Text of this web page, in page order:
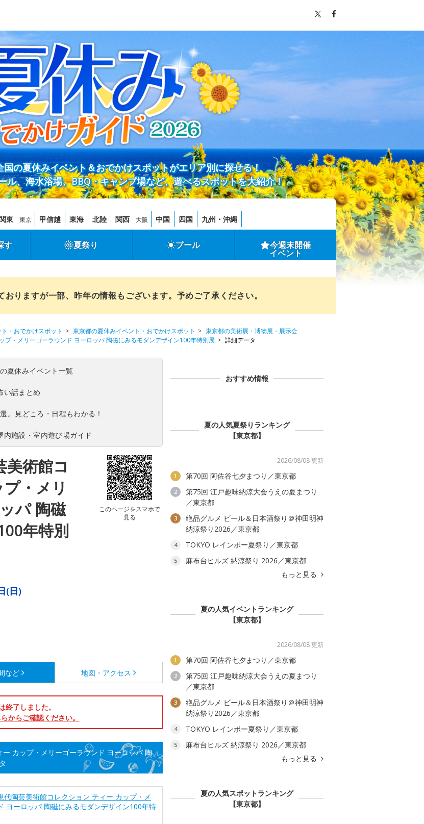
の夏休みイベント＆おでかけスポットがエリア別に探せる！
ル、海水浴場、BBQ・キャンプ場など、遊べるスポットを大紹介！
東 東京 甲信越 東海 北陸 関西 大阪 中国 四国 九州・沖縄
す 夏祭り プール 今週末開催
イベント
りますが一部、昨年の情報もございます。予めご了承ください。
・おでかけスポット 東京都の夏休みイベント・おでかけスポット
東京都の美術展・博物展・展示会
・メリーゴーラウンド ヨーロッパ 陶磁にみるモダンデザイン100年特別展
詳細データ
夏休みイベント一覧
い話まとめ
。見どころ・日程もわかる！
施設・室内遊び場ガイド
術館コ
・メリ
パ 陶磁
年特別
このページをスマホで
見る
(日)
など 地図・アクセス
了しました。
からご確認ください。
カップ・メリーゴーラウンド ヨーロッパ 陶
陶芸美術館コレクション ティー カップ・メ
ヨーロッパ 陶磁にみるモダンデザイン100年特
おすすめ情報
夏の人気夏祭りランキング
【東京都】
2026/08/08 更新
1 第70回 阿佐谷七夕まつり／東京都
2
第75回 江戸趣味納涼大会うえの夏まつり
／東京都
3
絶品グルメ ビール＆日本酒祭り＠神田明神
納涼祭り2026／東京都
4 TOKYO レインボー夏祭り／東京都
5
麻布台ヒルズ 納涼祭り 2026／東京都
もっと見る
夏の人気イベントランキング
【東京都】
2026/08/08 更新
1 第70回 阿佐谷七夕まつり／東京都
2
第75回 江戸趣味納涼大会うえの夏まつり
／東京都
3
絶品グルメ ビール＆日本酒祭り＠神田明神
納涼祭り2026／東京都
4 TOKYO レインボー夏祭り／東京都
5
麻布台ヒルズ 納涼祭り 2026／東京都
もっと見る
夏の人気スポットランキング
【東京都】